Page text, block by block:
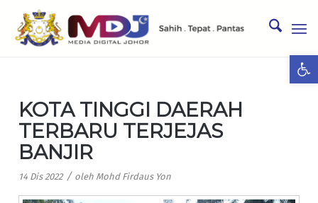
KOTA TINGGI DAERAH
TERBARU TERJEJAS
BANJIR
14 Dis 2022 / oleh Mohd Firdaus Yon